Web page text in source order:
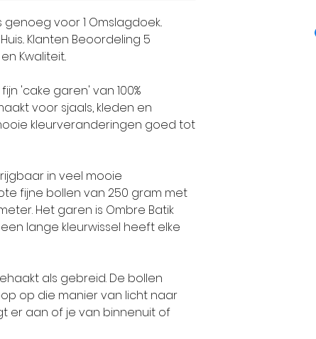
genoeg voor 1 Omslagdoek..
Klanten Beoordeling 5
Kwaliteit..
'cake garen' van 100%
voor sjaals, kleden en
kleurveranderingen goed tot
in veel mooie
fijne bollen van 250 gram met
Het garen is Ombre Batik
lange kleurwissel heeft elke
als gebreid. De bollen
op die manier van licht naar
er aan of je van binnenuit of
Wassen: 30
Maat 92-98: 3
1984 een